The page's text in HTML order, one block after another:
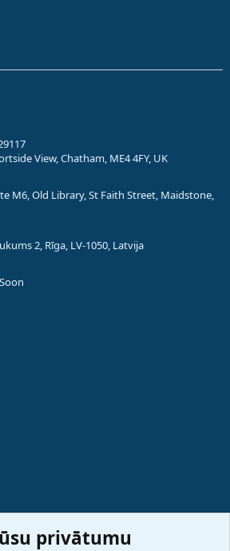
View, Chatham, ME4 4FY, UK
M6, Old Library, St Faith Street, Maidstone,
2, Rīga, LV-1050, Latvija
privātumu